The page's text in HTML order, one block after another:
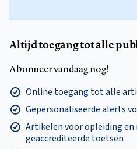
Altijd toegang tot alle
Abonneer vandaag nog!
Online toegang tot alle
Gepersonaliseerde alerts
Artikelen voor opleiding
geaccrediteerde toetsen